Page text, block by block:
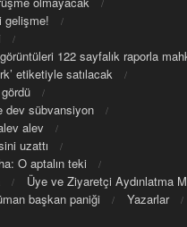
gelişme!
görüntüleri 122 sayfalık raporla
etiketiyle satılacak
dev sübvansiyon
alev
uzattı
O aptalın teki
Üye ve Ziyaretçi Aydınlatma
başkan paniği
Yazarlar